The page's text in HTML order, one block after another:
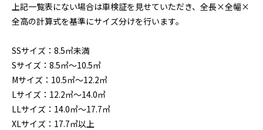
上記一覧表にない場合は車検証を見せていただき、全長×全幅×
全高の計算式を基準にサイズ分けを行います。
SSサイズ：8.5㎥未満
Sサイズ：8.5㎥～10.5㎥
Mサイズ：10.5㎥～12.2㎥
Lサイズ：12.2㎥～14.0㎥
LLサイズ：14.0㎥～17.7㎥
XLサイズ：17.7㎥以上